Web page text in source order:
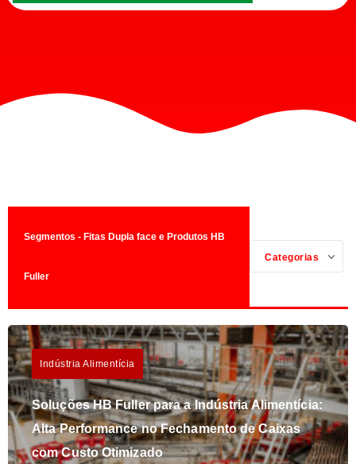
Segmentos - Fitas Dupla face e Produtos HB
Fuller
Categorias
Indústria Alimentícia
Soluções HB Fuller para a Indústria Alimentícia:
Alta Performance no Fechamento de Caixas
com Custo Otimizado